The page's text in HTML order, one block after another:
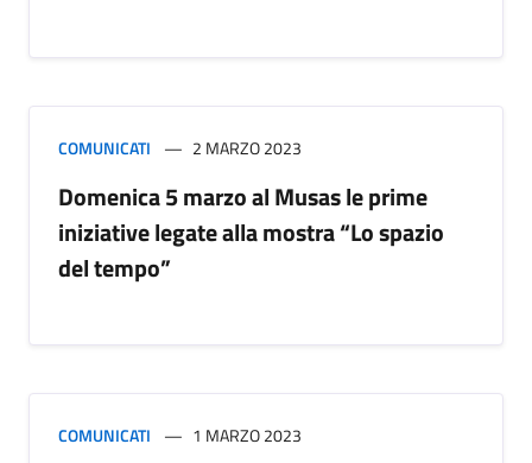
COMUNICATI 2 MARZO 2023
Domenica 5 marzo al Musas le prime
iniziative legate alla mostra “Lo spazio
del tempo”
COMUNICATI 1 MARZO 2023